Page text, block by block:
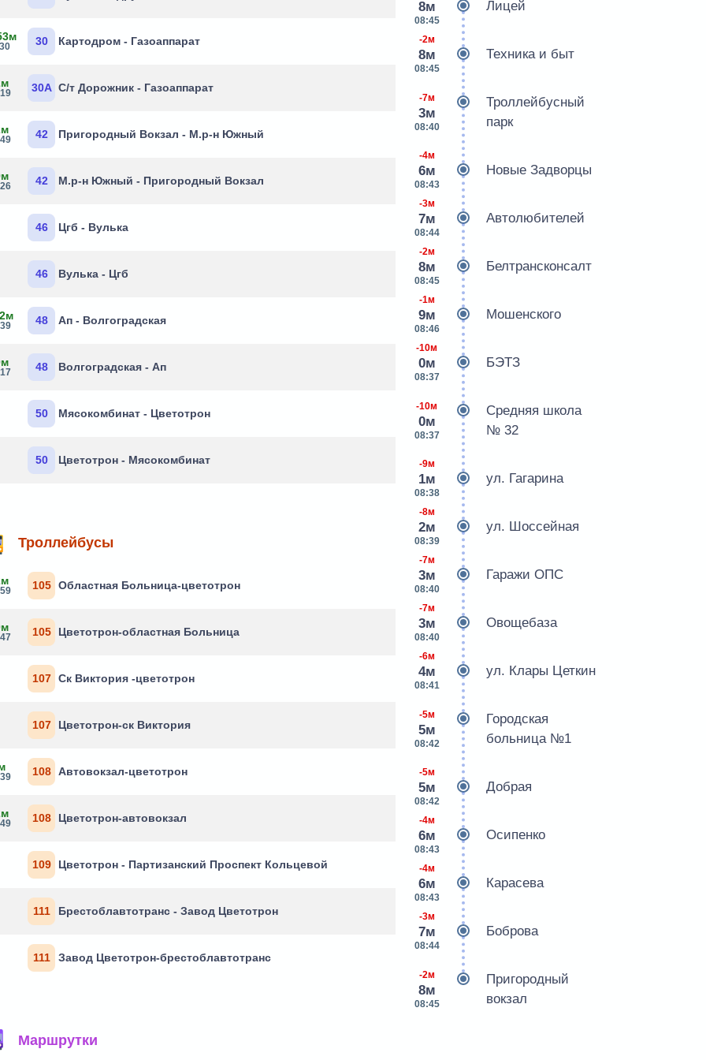
30 Картодром - Газоаппарат
30А С/т Дорожник - Газоаппарат
42 Пригородный Вокзал - М.р-н Южный
42 М.р-н Южный - Пригородный Вокзал
46 Цгб - Вулька
46 Вулька - Цгб
48 Ап - Волгоградская
48 Волгоградская - Ап
50 Мясокомбинат - Цветотрон
50 Цветотрон - Мясокомбинат
Троллейбусы
105 Областная Больница-цветотрон
105 Цветотрон-областная Больница
107 Ск Виктория -цветотрон
107 Цветотрон-ск Виктория
108 Автовокзал-цветотрон
108 Цветотрон-автовокзал
109 Цветотрон - Партизанский Проспект Кольцевой
111 Брестоблавтотранс - Завод Цветотрон
111 Завод Цветотрон-брестоблавтотранс
Маршрутки
8м
08:45
Лицей
-2м
8м
08:45
Техника и быт
-7м
3м
08:40
Троллейбусный
парк
-4м
6м
08:43
Новые Задворцы
-3м
7м
08:44
Автолюбителей
-2м
8м
08:45
Белтрансконсалт
-1м
9м
08:46
Мошенского
-10м
0м
08:37
БЭТЗ
-10м
0м
08:37
Средняя школа
№ 32
-9м
1м
08:38
ул. Гагарина
-8м
2м
08:39
ул. Шоссейная
-7м
3м
08:40
Гаражи ОПС
-7м
3м
08:40
Овощебаза
-6м
4м
08:41
ул. Клары Цеткин
-5м
5м
08:42
Городская
больница №1
-5м
5м
08:42
Добрая
-4м
6м
08:43
Осипенко
-4м
6м
08:43
Карасева
-3м
7м
08:44
Боброва
-2м
8м
08:45
Пригородный
вокзал